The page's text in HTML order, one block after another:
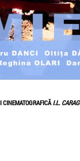
CINEMATOGRAFICĂI.L.